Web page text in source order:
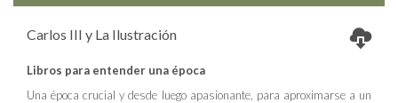
Carlos III y La Ilustración
Libros para entender una época
Una época crucial y desde luego apasionante, para aproximarse a un